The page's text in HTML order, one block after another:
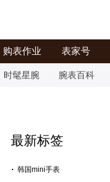
购表作业 表家号
时髦星腕 腕表百科
最新标签
韩国mini手表